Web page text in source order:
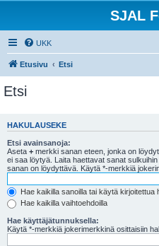
SJAL
UKK
Etusivu Etsi
Etsi
HAKULAUSEKE
Etsi avainsanoja:
Aseta + merkki sanan eteen, jonka on
ei saa löytyä. Laita haettavat sanat
sanan on löydyttävä. Käytä *-merkkiä
Hae kaikilla sanoilla tai käytä kirjoitettua
Hae kaikilla vaihtoehdoilla
Hae käyttäjätunnuksella:
Käytä *-merkkiä jokerimerkkinä osittaisiin